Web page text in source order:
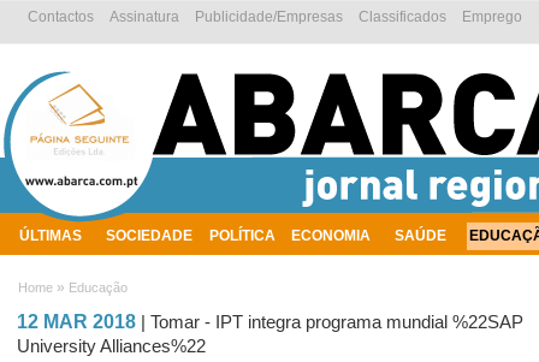
ÚLTIMAS SOCIEDADE POLÍTICA ECONOMIA SAÚDE
Emprego
Classificados
Publicidade/Empresas
Assinatura
Contactos
Home » Educação
12 MAR 2018
| Tomar - IPT integra programa mundial %22SAP
University Alliances%22